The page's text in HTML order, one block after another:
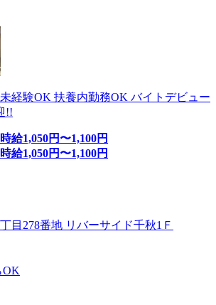
経験OK 扶養内勤務OK バイトデビュー
!!
時給1,050円〜1,100円
時給1,050円〜1,100円
目278番地 リバーサイド千秋1Ｆ
OK